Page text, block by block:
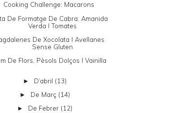
Cooking Challenge: Macarons
De Formatge De Cabra, Amanida
Verda I Tomates
De Xocolata I Avellanes
Sense Gluten
De Flors, Pèsols Dolços I Vainilla
► D’abril (13)
► De Març (14)
► De Febrer (12)